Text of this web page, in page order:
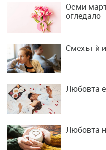
Осми
огледало
Смехът ѝ
Любовта
Любовта